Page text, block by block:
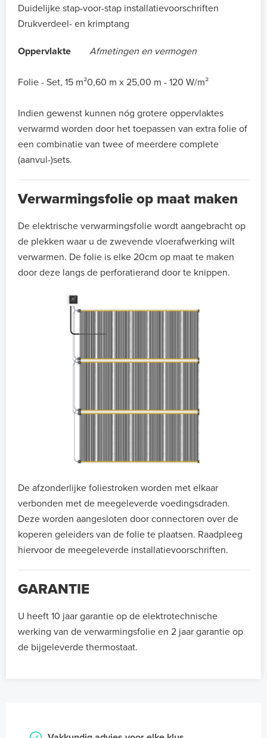
Duidelijke stap-voor-stap installatievoorschriften
Drukverdeel- en krimptang
Oppervlakte Afmetingen en vermogen
Folie - Set, 15 m²0,60 m x 25,00 m - 120 W/m²
Indien gewenst kunnen nóg grotere oppervlaktes
verwarmd worden door het toepassen van extra folie of
een combinatie van twee of meerdere complete
(aanvul-)sets.
Verwarmingsfolie op maat maken
De elektrische verwarmingsfolie wordt aangebracht op
de plekken waar u de zwevende vloerafwerking wilt
verwarmen. De folie is elke 20cm op maat te maken
door deze langs de perforatierand door te knippen.
De afzonderlijke foliestroken worden met elkaar
verbonden met de meegeleverde voedingsdraden.
Deze worden aangesloten door connectoren over de
koperen geleiders van de folie te plaatsen. Raadpleeg
hiervoor de meegeleverde installatievoorschriften.
GARANTIE
U heeft 10 jaar garantie op de elektrotechnische
werking van de verwarmingsfolie en 2 jaar garantie op
de bijgeleverde thermostaat.